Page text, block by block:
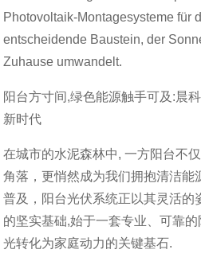
Photovoltaik-Montagesysteme für
entscheidende Baustein, der
Zuhause umwandelt.
阳台方寸间,绿色能源触手可及:晨
新时代
在城市的水泥森林中, 一方阳台不
角落，更悄然成为我们拥抱清洁能
普及，阳台光伏系统正以其灵活的
的坚实基础,始于一套专业、可靠
光转化为家庭动力的关键基石.